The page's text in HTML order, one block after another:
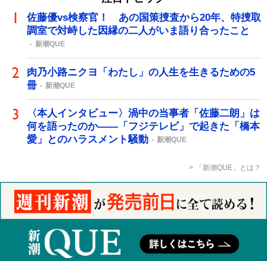
佐藤優vs検察官！ あの国策捜査から20年、特捜取
調室で対峙した因縁の二人がいま語り合ったこと
新潮QUE
肉乃小路ニクヨ「わたし」の人生を生きるための5
冊
新潮QUE
〈本人インタビュー〉渦中の当事者「佐藤二朗」は
何を語ったのか――「フジテレビ」で起きた「橋本
愛」とのハラスメント騒動
新潮QUE
「新潮QUE」とは？